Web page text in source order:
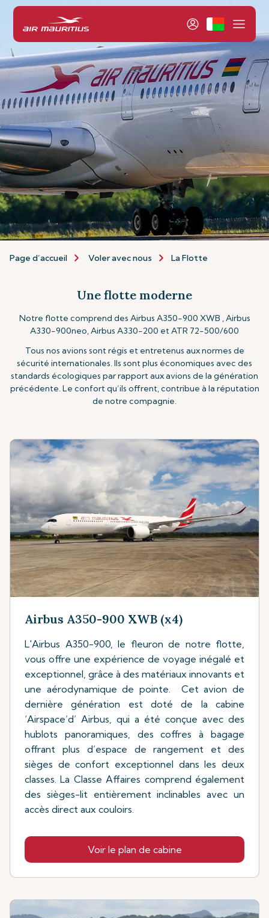
Page d’accueil Voler avec nous La Flotte
Une flotte moderne
Notre flotte comprend des Airbus A350-900 XWB , Airbus
A330-900neo, Airbus A330-200 et ATR 72-500/600
Tous nos avions sont régis et entretenus aux normes de
sécurité internationales. Ils sont plus économiques avec des
standards écologiques par rapport aux avions de la génération
précédente. Le confort qu’ils offrent, contribue à la réputation
de notre compagnie.
Airbus A350-900 XWB (x4)
L'Airbus A350-900, le fleuron de notre flotte,
vous offre une expérience de voyage inégalé et
exceptionnel, grâce à des matériaux innovants et
une aérodynamique de pointe. Cet avion de
dernière génération est doté de la cabine
‘Airspace’d’ Airbus, qui a été conçue avec des
hublots panoramiques, des coffres à bagage
offrant plus d’espace de rangement et des
sièges de confort exceptionnel dans les deux
classes. La Classe Affaires comprend également
des sièges-lit entièrement inclinables avec un
accès direct aux couloirs.
Voir le plan de cabine